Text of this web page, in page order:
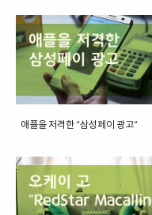
애플을 저격한 “삼성페이 광고”